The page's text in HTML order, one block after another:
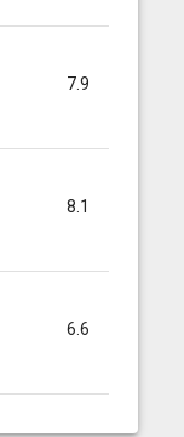
7.9
8.1
6.6